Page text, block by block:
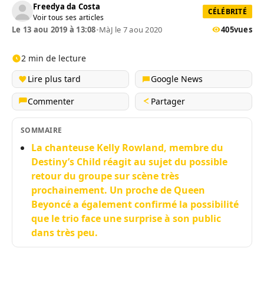
Freedya da Costa
Voir tous ses articles
CÉLÉBRITÉ
Le 13 aou 2019 à 13:08•MàJ le 7 aou 2020 405vues
2 min de lecture
Lire plus tard
Google News
Commenter
Partager
SOMMAIRE
La chanteuse Kelly Rowland, membre du
Destiny’s Child réagit au sujet du possible
retour du groupe sur scène très
prochainement. Un proche de Queen
Beyoncé a également confirmé la possibilité
que le trio face une surprise à son public
dans très peu.